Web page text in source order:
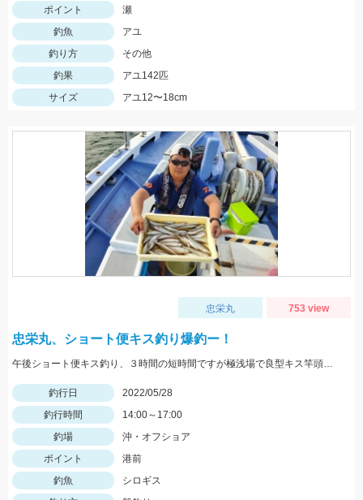
ポイント
瀬
釣魚
アユ
釣り方
その他
釣果
アユ142匹
サイズ
アユ12〜18cm
忠栄丸 753 view
忠栄丸、ショート便キス釣り爆釣ー！
午後ショート便キス釣り、３時間の短時間ですが極浅場で良型キス竿頭５０匹と入れ食い状態でした！
釣行日
2022/05/28
釣行時間
14:00～17:00
釣場
沖・オフショア
ポイント
港前
釣魚
シロギス